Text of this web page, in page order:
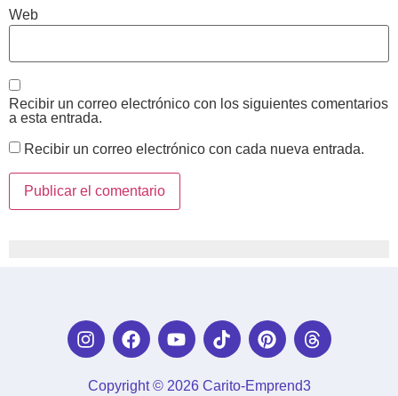
Web
Recibir un correo electrónico con los siguientes comentarios
a esta entrada.
Recibir un correo electrónico con cada nueva entrada.
Copyright © 2026 Carito-Emprend3